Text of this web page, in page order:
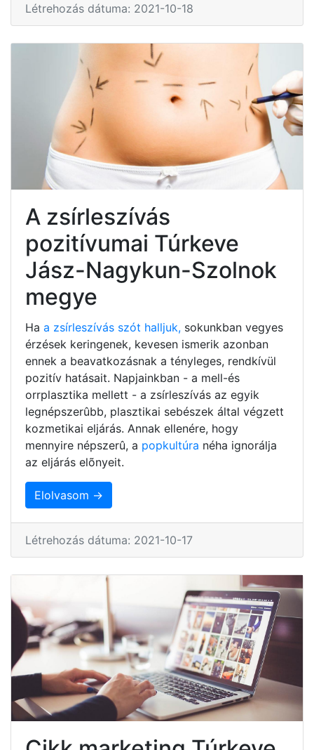
Létrehozás dátuma: 2021-10-18
A zsírleszívás
pozitívumai Túrkeve
Jász-Nagykun-Szolnok
megye
Ha a zsírleszívás szót halljuk, sokunkban vegyes
érzések keringenek, kevesen ismerik azonban
ennek a beavatkozásnak a tényleges, rendkívül
pozitív hatásait. Napjainkban - a mell-és
orrplasztika mellett - a zsírleszívás az egyik
legnépszerûbb, plasztikai sebészek által végzett
kozmetikai eljárás. Annak ellenére, hogy
mennyire népszerû, a popkultúra néha ignorálja
az eljárás elõnyeit.
Elolvasom →
Létrehozás dátuma: 2021-10-17